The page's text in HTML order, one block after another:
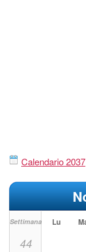
Calendario 2037
Settimana Lu
44